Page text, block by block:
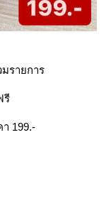
รายการ
รี
199.-